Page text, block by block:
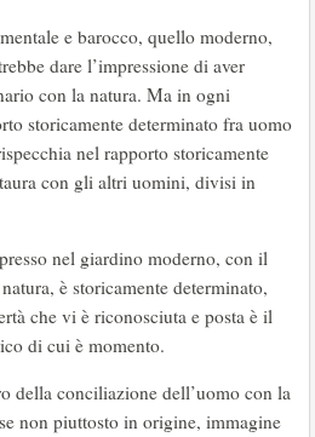
e barocco, quello moderno,
dare l’impressione di aver
con la natura. Ma in ogni
storicamente determinato fra uomo
nel rapporto storicamente
con gli altri uomini, divisi in
nel giardino moderno, con il
è storicamente determinato,
che vi è riconosciuta e posta è il
di cui è momento.
della conciliazione dell’uomo con la
non piuttosto in origine, immagine